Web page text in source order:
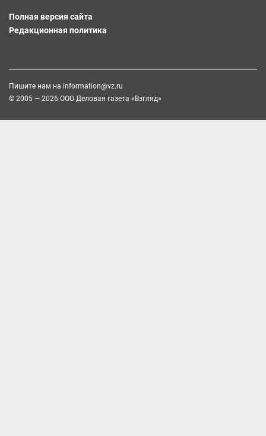
Полная версия сайта
Редакционная политика
Пишите нам на information@vz.ru
© 2005 — 2026 ООО Деловая газета «Взгляд»